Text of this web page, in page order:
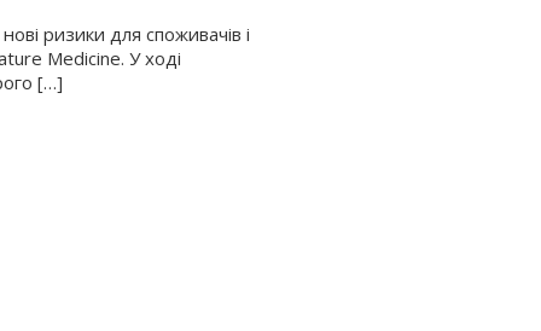
ризики для споживачів і
Medicine. У ході
[…]